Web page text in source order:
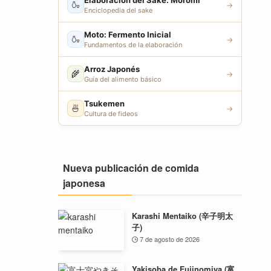
🍶
Enciclopedia del sake
→
🍶 Moto: Fermento Inicial
Fundamentos de la elaboración
→
🌾 Arroz Japonés
Guía del alimento básico
→
🍜 Tsukemen
Cultura de fideos
→
Nueva publicación de comida
japonesa
Karashi Mentaiko (辛子明太
子)
7 de agosto de 2026